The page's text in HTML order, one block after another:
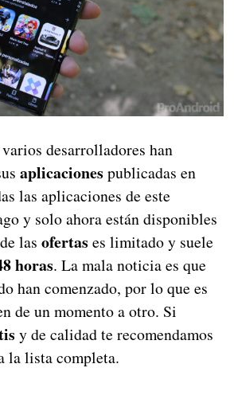
desarrolladores han
aplicaciones publicadas en
las aplicaciones de este
y solo ahora están disponibles
las ofertas es limitado y suele
horas. La mala noticia es que
han comenzado, por lo que es
de un momento a otro. Si
y de calidad te recomendamos
la lista completa.